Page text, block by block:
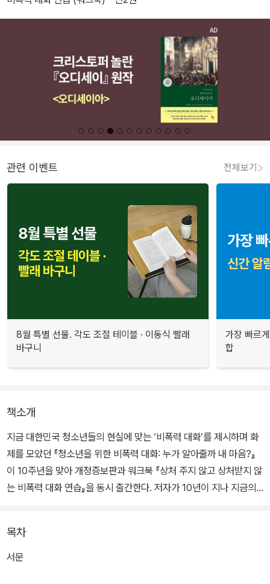
관련 이벤트 전체보기
8월 특별 선물. 각도 조절 테이블 · 이동식 빨래
바구니
가장 빠르
합
책소개
지금 대한민국 청소년들의 현실에 맞는 ‘비폭력 대화’를 제시하며 화
제를 모았던 『청소년을 위한 비폭력 대화: 누가 알아줄까 내 마음?』
이 10주년을 맞아 개정증보판과 워크북 『상처 주지 않고 상처받지 않
는 비폭력 대화 연습』을 동시 출간한다. 저자가 10년이 지나 지금의
동을 알려준다.
목차
서문